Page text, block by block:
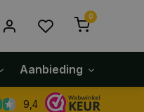
0
Aanbieding
9,4